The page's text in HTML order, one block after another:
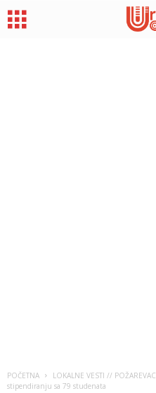
POČETNA LOKALNE VESTI // POŽAREVAC
stipendiranju sa 79 studenata